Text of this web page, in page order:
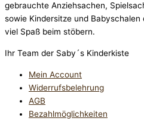
gebrauchte Anziehsachen,
sowie Kindersitze und
viel Spaß beim stöbern.
Ihr Team der Saby´s Kinderkiste
Mein Account
Widerrufsbelehrung
AGB
Bezahlmöglichkeiten